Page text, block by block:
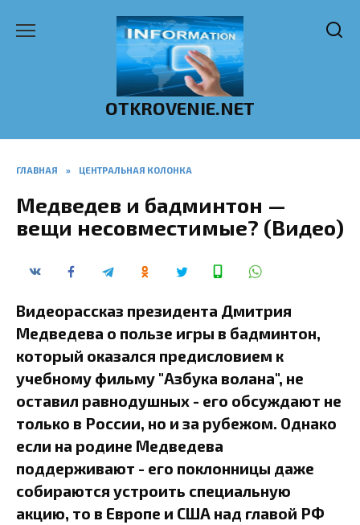
OTKROVENIE.NET
ГЛАВНАЯ » ЦЕНТРАЛЬНАЯ КОЛОНКА
Медведев и бадминтон —
вещи несовместимые? (Видео)
Видеорассказ президента Дмитрия
Медведева о пользе игры в бадминтон,
который оказался предисловием к
учебному фильму "Азбука волана", не
оставил равнодушных - его обсуждают не
только в России, но и за рубежом. Однако
если на родине Медведева
поддерживают - его поклонницы даже
собираются устроить специальную
акцию, то в Европе и США над главой РФ